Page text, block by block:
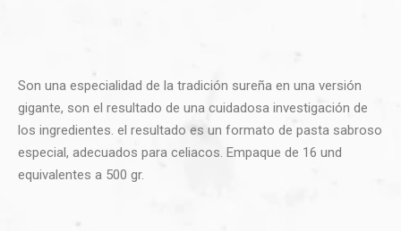
Son una especialidad de la tradición sureña en una versión
gigante, son el resultado de una cuidadosa investigación de
los ingredientes. el resultado es un formato de pasta sabroso
especial, adecuados para celiacos. Empaque de 16 und
equivalentes a 500 gr.